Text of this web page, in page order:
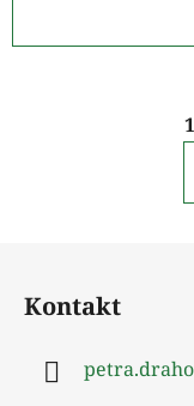
Kontakt